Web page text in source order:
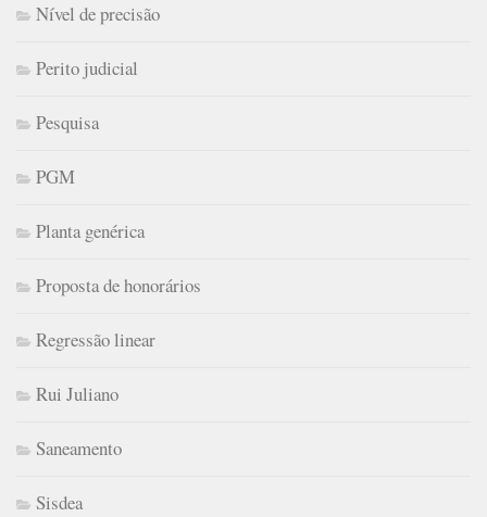
Nível de precisão
Perito judicial
Pesquisa
PGM
Planta genérica
Proposta de honorários
Regressão linear
Rui Juliano
Saneamento
Sisdea